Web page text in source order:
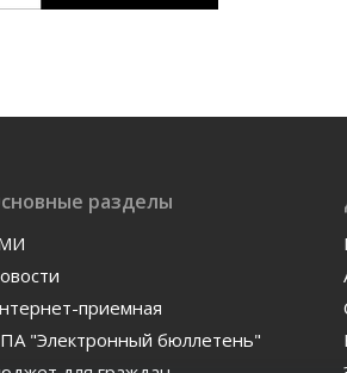
разделы
приемная
"Электронный бюллетень"